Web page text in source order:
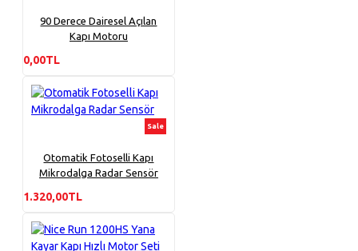
90 Derece Dairesel Açılan
Kapı Motoru
0,00TL
Sale
Otomatik Fotoselli Kapı
Mikrodalga Radar Sensör
1.320,00TL